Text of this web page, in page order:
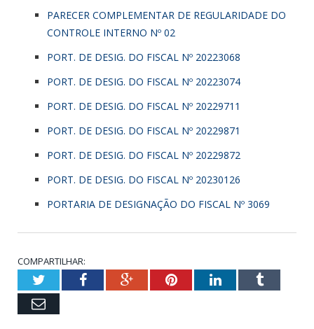
PARECER COMPLEMENTAR DE REGULARIDADE DO
CONTROLE INTERNO Nº 02
PORT. DE DESIG. DO FISCAL Nº 20223068
PORT. DE DESIG. DO FISCAL Nº 20223074
PORT. DE DESIG. DO FISCAL Nº 20229711
PORT. DE DESIG. DO FISCAL Nº 20229871
PORT. DE DESIG. DO FISCAL Nº 20229872
PORT. DE DESIG. DO FISCAL Nº 20230126
PORTARIA DE DESIGNAÇÃO DO FISCAL Nº 3069
COMPARTILHAR:
TwitterFacebookGoogle+Pinterest
LinkedIn
Email